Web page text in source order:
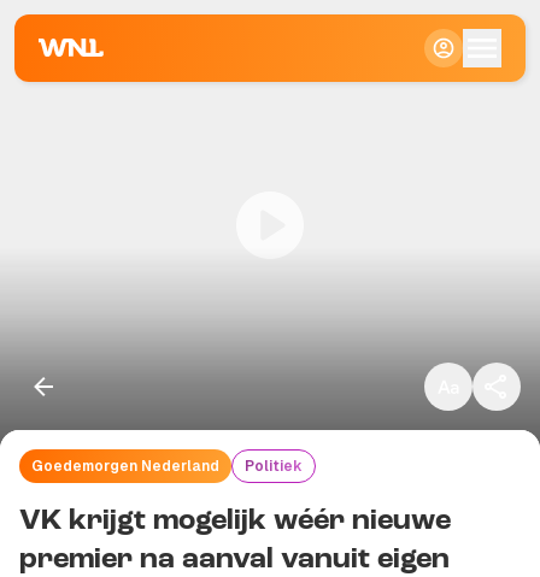
Goedemorgen Nederland Politiek
VK krijgt mogelijk wéér nieuwe
premier na aanval vanuit eigen